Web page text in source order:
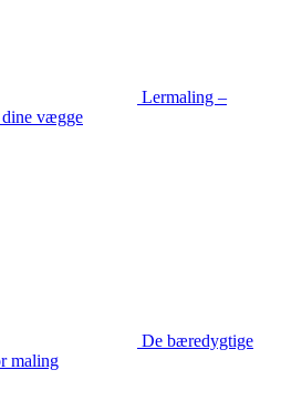
Lermaling –
vægge
De bæredygtige
maling